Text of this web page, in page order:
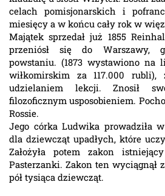
celach pomisjonarskich i
miesięcy a w końcu cały rok w
Majątek sprzedał już 1855
przeniósł się do Warszawy,
powstaniu. (1873 wystawiono na
wiłkomirskim za 117.000 rubli),
udzielaniem lekcji. Znosił
filozoficznym usposobieniem.
Rossie.
Jego córka Ludwika prowadziła
dla dziewcząt upadłych, które
Założyła potem zakon
Pasterzanki. Zakon ten wyciągnął
pół tysiąca dziewcząt.